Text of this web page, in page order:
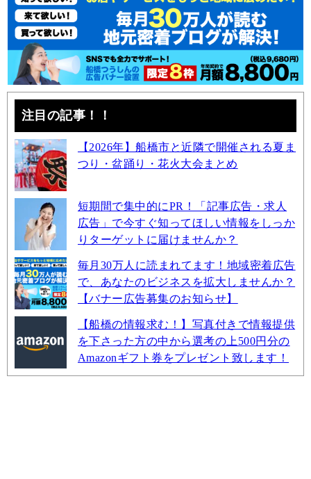
注目の記事！！
【2026年】船橋市と近隣で開催される夏ま
つり・盆踊り・花火大会まとめ
短期間で集中的にPR！「記事広告・求人
広告」で今すぐ知ってほしい情報をしっか
りターゲットに届けませんか？
毎月30万人に読まれてます！地域密着広告
で、あなたのビジネスを拡大しませんか？
【バナー広告募集のお知らせ】
【船橋の情報求む！】写真付きで情報提供
を下さった方の中から選考の上500円分の
Amazonギフト券をプレゼント致します！